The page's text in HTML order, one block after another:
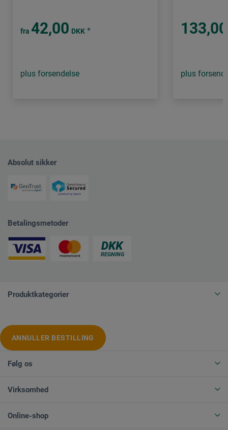
fra 42,00 DKK *
plus forsendelse
133,00
plus
Absolut sikker
Betalingsmetoder
Produktkategorier
ANNULLER BESTILLING
Følg os
Virksomhed
Online-shop